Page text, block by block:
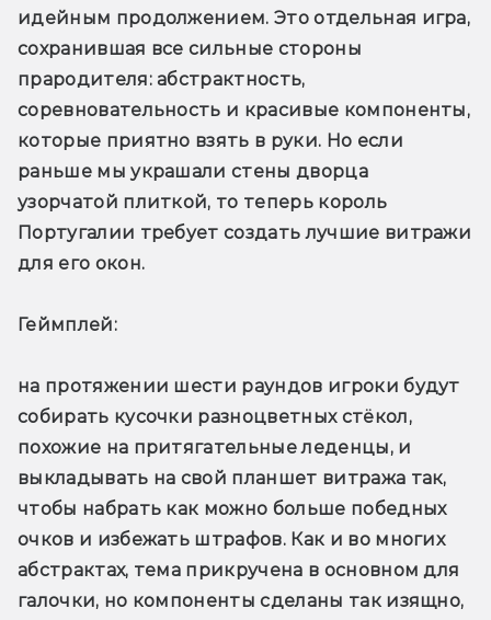
идейным продолжением. Это отдельная игра,
сохранившая все сильные стороны
прародителя: абстрактность,
соревновательность и красивые компоненты,
которые приятно взять в руки. Но если
раньше мы украшали стены дворца
узорчатой плиткой, то теперь король
Португалии требует создать лучшие витражи
для его окон.
Геймплей:
на протяжении шести раундов игроки будут
собирать кусочки разноцветных стёкол,
похожие на притягательные леденцы, и
выкладывать на свой планшет витража так,
чтобы набрать как можно больше победных
очков и избежать штрафов. Как и во многих
абстрактах, тема прикручена в основном для
галочки, но компоненты сделаны так изящно,